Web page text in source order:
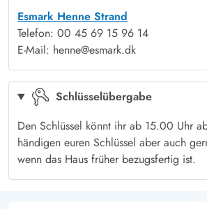
Esmark Henne Strand
Telefon: 00 45 69 15 96 14
E-Mail: henne@esmark.dk
Schlüsselübergabe
Den Schlüssel könnt ihr ab 15.00 Uhr
händigen euren Schlüssel aber auch
wenn das Haus früher bezugsfertig ist.